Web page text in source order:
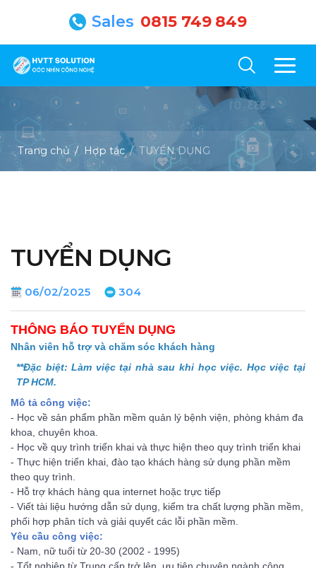
Sales 0815 749 849
Trang chủ Hợp tác TUYỂN DỤNG
TUYỂN DỤNG
06/02/2025 304
THÔNG BÁO TUYỂN DỤNG
Nhân viên hỗ trợ và chăm sóc khách hàng
**Đặc biệt: Làm việc tại nhà sau khi học việc. Học việc tại
TP HCM.
Mô tả công việc:
- Học về sản phẩm phần mềm quản lý bệnh viện, phòng khám đa
khoa, chuyên khoa.
- Học về quy trình triển khai và thực hiện theo quy trình triển khai
- Thực hiện triển khai, đào tạo khách hàng sử dụng phần mềm
theo quy trình.
- Hỗ trợ khách hàng qua internet hoặc trực tiếp
- Viết tài liệu hướng dẫn sử dụng, kiểm tra chất lượng phần mềm,
phối hợp phân tích và giải quyết các lỗi phần mềm.
Yêu cầu công việc:
- Nam, nữ tuổi từ 20-30 (2002 - 1995)